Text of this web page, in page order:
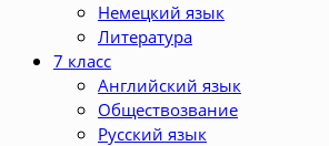
Немецкий язык
Литература
7 класс
Английский язык
Обществозвание
Русский язык